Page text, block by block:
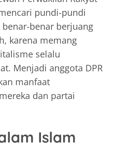
pundi-pundi
benar berjuang
karena memang
selalu
Menjadi anggota DPR
manfaat
dan partai
Islam